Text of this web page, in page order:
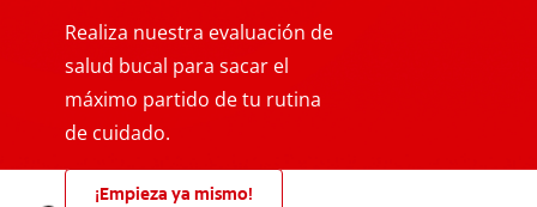
Realiza nuestra evaluación de
salud bucal para sacar el
máximo partido de tu rutina
de cuidado.
¡Empieza ya mismo!